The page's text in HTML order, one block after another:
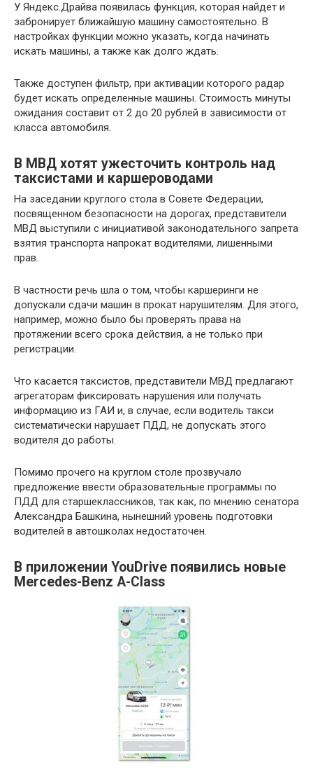
У Яндекс.Драйва появилась функция, которая найдет и
забронирует ближайшую машину самостоятельно. В
настройках функции можно указать, когда начинать
искать машины, а также как долго ждать.
Также доступен фильтр, при активации которого радар
будет искать определенные машины. Стоимость минуты
ожидания составит от 2 до 20 рублей в зависимости от
класса автомобиля.
В МВД хотят ужесточить контроль над
таксистами и каршероводами
На заседании круглого стола в Совете Федерации,
посвященном безопасности на дорогах, представители
МВД выступили с инициативой законодательного запрета
взятия транспорта напрокат водителями, лишенными
прав.
В частности речь шла о том, чтобы каршеринги не
допускали сдачи машин в прокат нарушителям. Для этого,
например, можно было бы проверять права на
протяжении всего срока действия, а не только при
регистрации.
Что касается таксистов, представители МВД предлагают
агрегаторам фиксировать нарушения или получать
информацию из ГАИ и, в случае, если водитель такси
систематически нарушает ПДД, не допускать этого
водителя до работы.
Помимо прочего на круглом столе прозвучало
предложение ввести образовательные программы по
ПДД для старшеклассников, так как, по мнению сенатора
Александра Башкина, нынешний уровень подготовки
водителей в автошколах недостаточен.
В приложении YouDrive появились новые
Mercedes-Benz A-Class